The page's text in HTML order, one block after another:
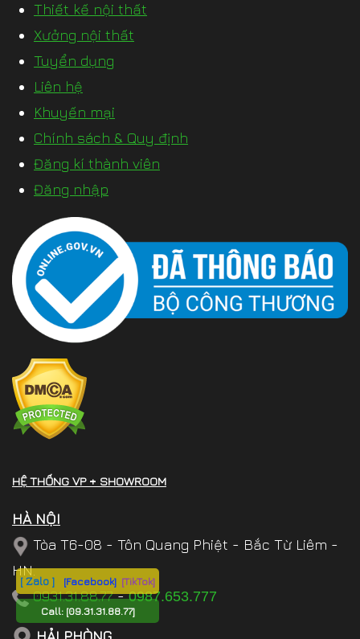
[ Zalo ] [Facebook] [TikTok]
Call: [09.31.31.88.77]
Thiết kế nội thất
Xưởng nội thất
Tuyển dụng
Liên hệ
Khuyến mại
Chính sách & Quy định
Đăng kí thành viên
Đăng nhập
HỆ THỐNG VP + SHOWROOM
HÀ NỘI
Tòa T6-08 - Tôn Quang Phiệt - Bắc Từ Liêm -
HN.
0931.31.88.77-0987.653.777